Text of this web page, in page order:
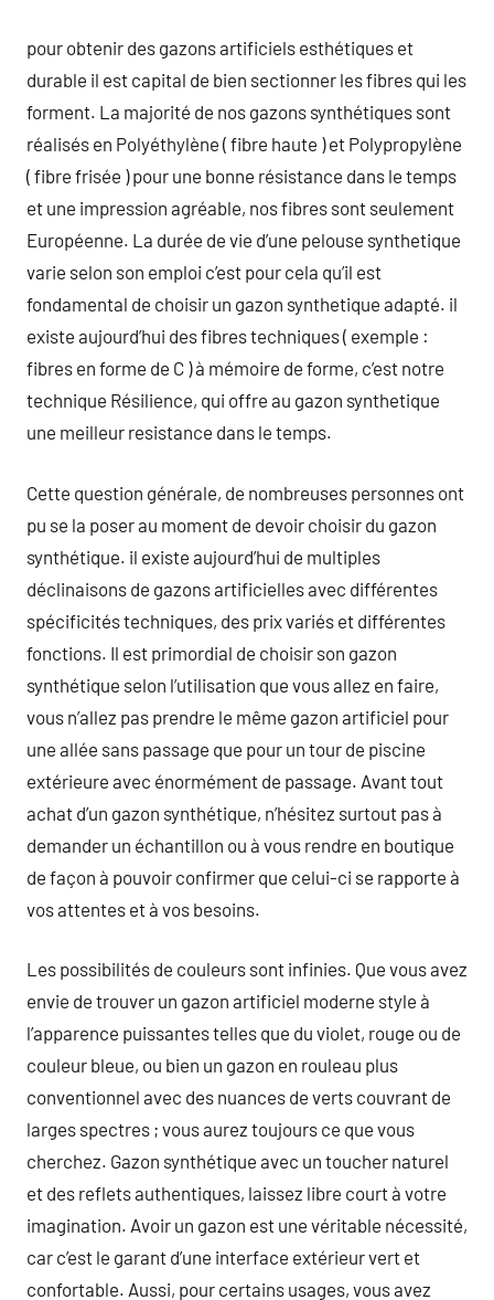
pour obtenir des gazons artificiels esthétiques et
durable il est capital de bien sectionner les fibres qui les
forment. La majorité de nos gazons synthétiques sont
réalisés en Polyéthylène ( fibre haute ) et Polypropylène
( fibre frisée ) pour une bonne résistance dans le temps
et une impression agréable, nos fibres sont seulement
Européenne. La durée de vie d’une pelouse synthetique
varie selon son emploi c’est pour cela qu’il est
fondamental de choisir un gazon synthetique adapté. il
existe aujourd’hui des fibres techniques ( exemple :
fibres en forme de C ) à mémoire de forme, c’est notre
technique Résilience, qui offre au gazon synthetique
une meilleur resistance dans le temps.
Cette question générale, de nombreuses personnes ont
pu se la poser au moment de devoir choisir du gazon
synthétique. il existe aujourd’hui de multiples
déclinaisons de gazons artificielles avec différentes
spécificités techniques, des prix variés et différentes
fonctions. Il est primordial de choisir son gazon
synthétique selon l’utilisation que vous allez en faire,
vous n’allez pas prendre le même gazon artificiel pour
une allée sans passage que pour un tour de piscine
extérieure avec énormément de passage. Avant tout
achat d’un gazon synthétique, n’hésitez surtout pas à
demander un échantillon ou à vous rendre en boutique
de façon à pouvoir confirmer que celui-ci se rapporte à
vos attentes et à vos besoins.
Les possibilités de couleurs sont infinies. Que vous avez
envie de trouver un gazon artificiel moderne style à
l’apparence puissantes telles que du violet, rouge ou de
couleur bleue, ou bien un gazon en rouleau plus
conventionnel avec des nuances de verts couvrant de
larges spectres ; vous aurez toujours ce que vous
cherchez. Gazon synthétique avec un toucher naturel
et des reflets authentiques, laissez libre court à votre
imagination. Avoir un gazon est une véritable nécessité,
car c’est le garant d’une interface extérieur vert et
confortable. Aussi, pour certains usages, vous avez